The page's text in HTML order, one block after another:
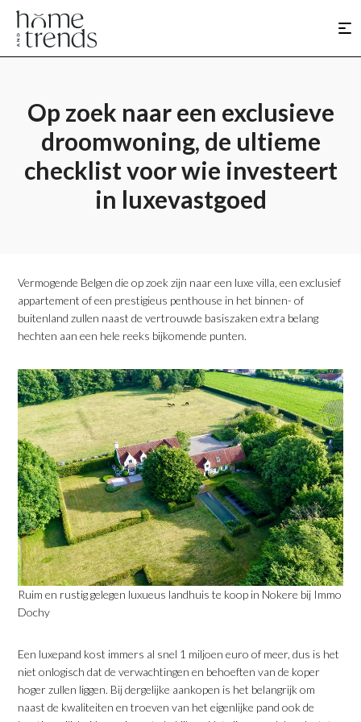
Op zoek naar een exclusieve
droomwoning, de ultieme
checklist voor wie investeert
in luxevastgoed
​Vermogende Belgen die op zoek zijn naar een luxe villa, een exclusief
appartement of een prestigieus penthouse in het binnen- of
buitenland zullen naast de vertrouwde basiszaken extra belang
hechten aan een hele reeks bijkomende punten.
Ruim en rustig gelegen luxueus landhuis te koop in Nokere bij Immo
Dochy
​Een luxepand kost immers al snel 1 miljoen euro of meer, dus is het
niet onlogisch dat de verwachtingen en behoeften van de koper
hoger zullen liggen. Bij dergelijke aankopen is het belangrijk om
naast de kwaliteiten en troeven van het eigenlijke pand ook de